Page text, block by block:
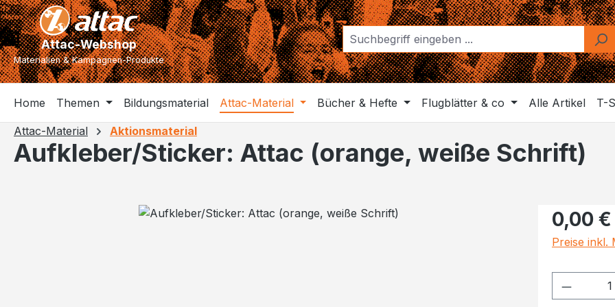
Hauptinhalt springen
Zur Suche springen
Zur Hauptnavigation springen
Attac-Webshop
Materialien & Kampagnen-Produkte
Home Themen Bildungsmaterial Attac-Material Bücher & Hefte Flugblätter & co Alle Artikel T-
Attac-Material Aktionsmaterial
Aufkleber/Sticker: Attac (orange, weiße Schrift)
Bildergalerie überspringen Regulärer
0,00 €
Preise inkl.